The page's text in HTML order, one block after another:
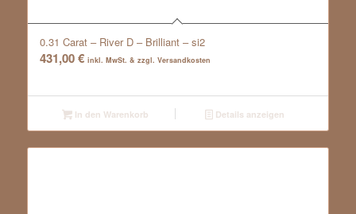
0.31 Carat – River D – Brilliant – si2
431,00€ inkl. MwSt. & zzgl. Versandkosten
In den Warenkorb Details anzeigen